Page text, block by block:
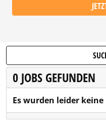
0 JOBS GEFUNDEN
Es wurden leider